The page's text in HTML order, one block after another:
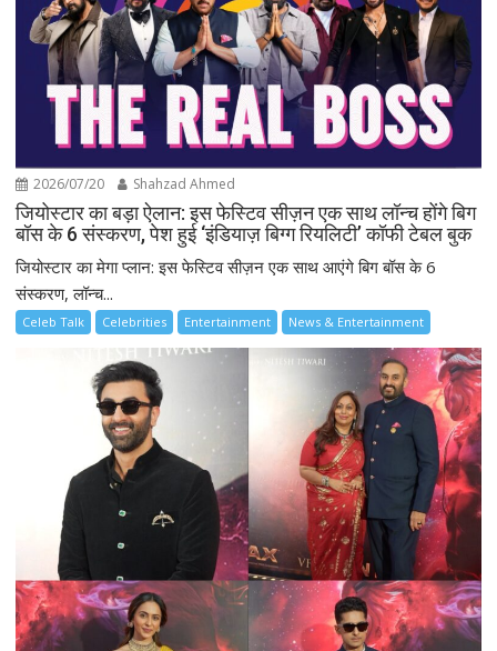
2026/07/20 Shahzad Ahmed
जियोस्टार का बड़ा ऐलान: इस फेस्टिव सीज़न एक साथ लॉन्च होंगे बिग
बॉस के 6 संस्करण, पेश हुई ‘इंडियाज़ बिग्ग रियलिटी’ कॉफी टेबल बुक
जियोस्टार का मेगा प्लान: इस फेस्टिव सीज़न एक साथ आएंगे बिग बॉस के 6
संस्करण, लॉन्च...
Celeb Talk Celebrities Entertainment News & Entertainment